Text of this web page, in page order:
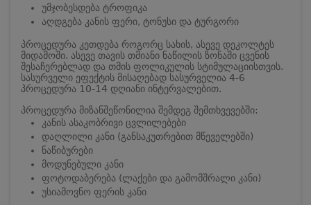
უმჯობესდება ტროფიკა
აღდგება კანის ფერი, ტონუსი და ტურგორი
პროცედურა კეთდება როგორც სახის, ასევე დეკოლტეს
მიდამოში. ასევე თავის თმიანი ნაწილის ზონაში ცვენის
შესაჩერებლად და თმის ფოლიკულის სტიმულაციისთვის.
სასურველი ეფექტის მისაღებად სასურველია 4-6
პროცედურა 10-14 დღიანი ინტერვალებით.
პროცედურა მიზანშეწონილია შემდეგ შემთხვევებში:
კანის ასაკობრივი ცვლილებები
დაღლილი კანი (განსაკუთრებით მწეველებში)
ნაწიბურები
მოდუნებული კანი
ფოტოდაბერება (ლაქები და გამომშრალი კანი)
უსიამოვნო ფერის კანი